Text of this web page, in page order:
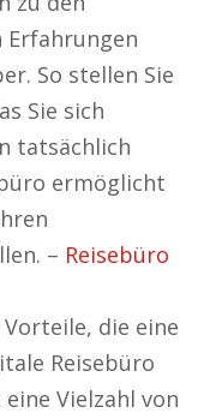
Erfahrungen
So stellen Sie
Sie sich
tatsächlich
ermöglicht
– Reisebüro
die eine
Reisebüro
Vielzahl von